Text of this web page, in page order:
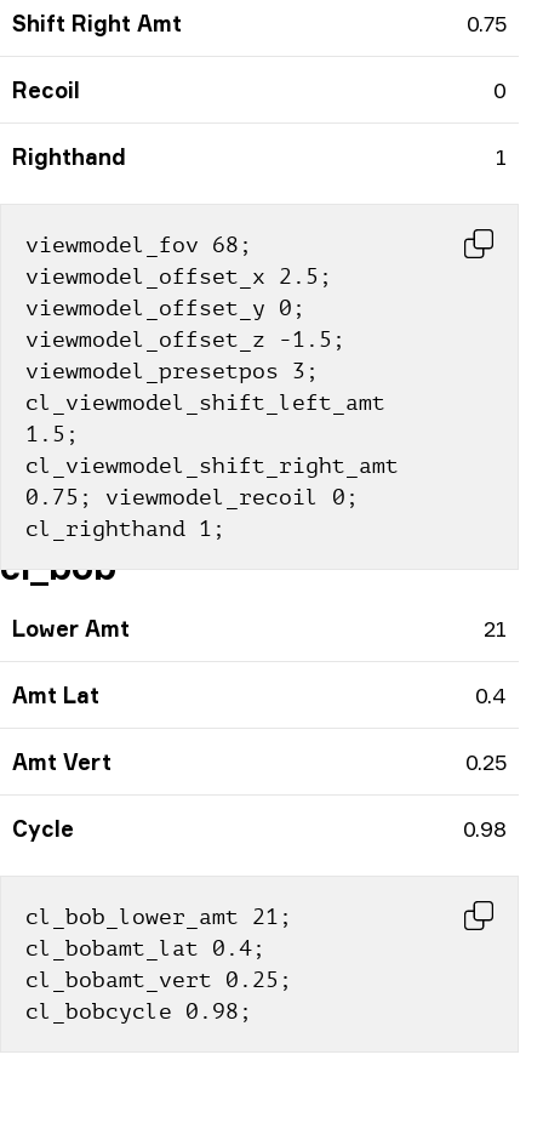
Shift Right Amt 0.75
Recoil 0
Righthand 1
viewmodel_fov 68;
viewmodel_offset_x 2.5;
viewmodel_offset_y 0;
viewmodel_offset_z -1.5;
viewmodel_presetpos 3;
cl_viewmodel_shift_left_amt
1.5;
cl_viewmodel_shift_right_amt
0.75; viewmodel_recoil 0;
cl_righthand 1;
cl_bob
Lower Amt 21
Amt Lat 0.4
Amt Vert 0.25
Cycle 0.98
cl_bob_lower_amt 21;
cl_bobamt_lat 0.4;
cl_bobamt_vert 0.25;
cl_bobcycle 0.98;